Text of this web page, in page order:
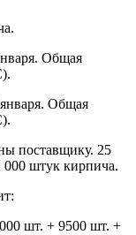
Общая
Общая
поставщику. 25
000 штук кирпича.
шт. + 9500 шт. +